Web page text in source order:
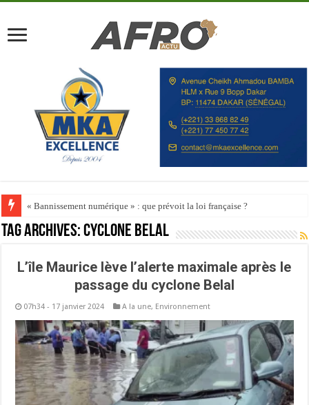
« Bannissement numérique » : que prévoit la loi française ?
Tag Archives:cyclone Belal
L’île Maurice lève l’alerte maximale après le
passage du cyclone Belal
07h34 - 17 janvier 2024 A la une, Environnement